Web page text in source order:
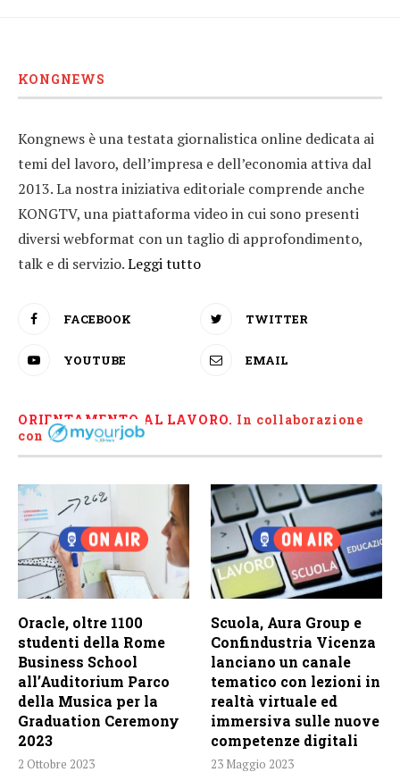
KONGNEWS
Kongnews è una testata giornalistica online dedicata ai
temi del lavoro, dell’impresa e dell’economia attiva dal
2013. La nostra iniziativa editoriale comprende anche
KONGTV, una piattaforma video in cui sono presenti
diversi webformat con un taglio di approfondimento,
talk e di servizio.Leggi tutto
FACEBOOK TWITTER
YOUTUBE EMAIL
ORIENTAMENTO AL LAVORO. In collaborazione
con
Oracle, oltre 1100
studenti della Rome
Business School
all’Auditorium Parco
della Musica per la
Graduation Ceremony
2023
2 Ottobre 2023
Scuola, Aura Group e
Confindustria Vicenza
lanciano un canale
tematico con lezioni in
realtà virtuale ed
immersiva sulle nuove
competenze digitali
23 Maggio 2023